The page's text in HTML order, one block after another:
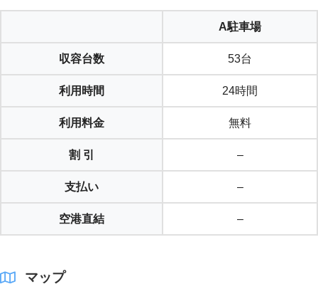
A駐車場
収容台数 53台
利用時間 24時間
利用料金 無料
割 引 –
支払い –
空港直結 –
マップ